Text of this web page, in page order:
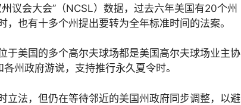
议会大会”（NCSL）数据，过去六年美国有20个州
也有十多个州提出要转为全年标准时间的法案。
于美国的多个高尔夫球场都是美国高尔夫球场业主协
州政府游说，支持推行永久夏令时。
立法，但仍在等待邻近的美国州政府同步调整，以避